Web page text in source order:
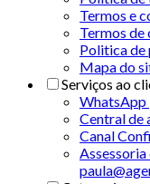
Termos e
Termos de
Politica de
Mapa do
Serviços ao
WhatsApp
Central de
Canal
Assessoria